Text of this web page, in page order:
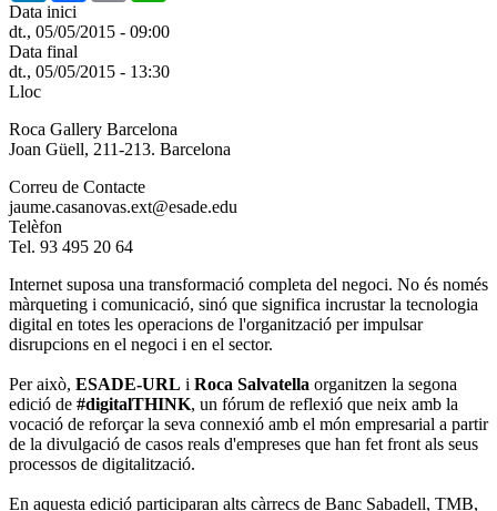
Data inici
dt., 05/05/2015 - 09:00
Data final
dt., 05/05/2015 - 13:30
Lloc
Roca Gallery Barcelona
Joan Güell, 211-213. Barcelona
Correu de Contacte
jaume.casanovas.ext@esade.edu
Telèfon
Tel. 93 495 20 64
Internet suposa una transformació completa del negoci. No és només
màrqueting i comunicació, sinó que significa incrustar la tecnologia
digital en totes les operacions de l'organització per impulsar
disrupcions en el negoci i en el sector.
Per això, ESADE-URL i Roca Salvatella organitzen la segona
edició de #digitalTHINK, un fórum de reflexió que neix amb la
vocació de reforçar la seva connexió amb el món empresarial a partir
de la divulgació de casos reals d'empreses que han fet front als seus
processos de digitalització.
En aquesta edició participaran alts càrrecs de Banc Sabadell, TMB,